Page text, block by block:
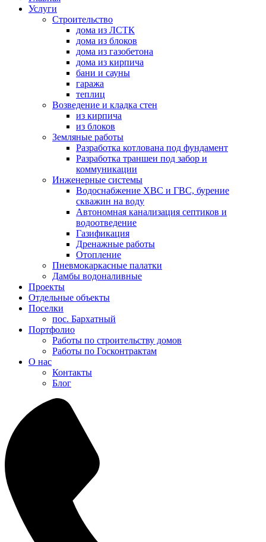
Услуги
Строительство
дома из ЛСТК
дома из блоков
дома из газобетона
дома из кирпича
бани и сауны
гаража
теплиц
Возведение и кладка стен
из кирпича
из блоков
Земляные работы
Разработка котлована под фундамент
Разработка траншеи под забор и
коммуникации
Инженерные системы
Водоснабжение ХВС и ГВС, бурение
скважин на воду
Автономная канализация септиков и
водоотведение
Газификация
Дренажные работы
Отопление
Пневмокаркасные палатки
Дамбы водоналивные
Проекты
Отдельные объекты
Поселки
пос. Бархатный
Портфолио
Работы по строительству домов
Работы по Госконтрактам
О нас
Контакты
Блог